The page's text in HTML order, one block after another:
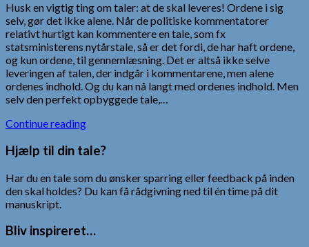
Husk en vigtig ting om taler: at de skal leveres! Ordene i sig
selv, gør det ikke alene. Når de politiske kommentatorer
relativt hurtigt kan kommentere en tale, som fx
statsministerens nytårstale, så er det fordi, de har haft ordene,
og kun ordene, til gennemlæsning. Det er altså ikke selve
leveringen af talen, der indgår i kommentarene, men alene
ordenes indhold. Og du kan nå langt med ordenes indhold. Men
selv den perfekt opbyggede tale,…
Continue reading
Hjælp til din tale?
Har du en tale som du ønsker sparring eller feedback på inden
den skal holdes? Du kan få rådgivning ned til én time på dit
manuskript.
Bliv inspireret…